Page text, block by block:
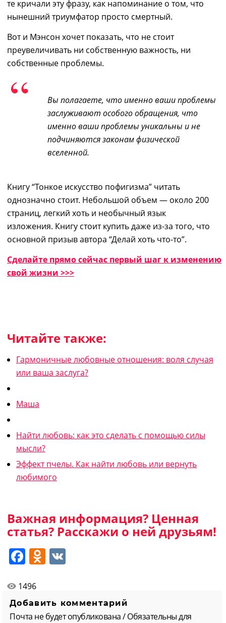
те кричали эту фразу, как напоминание о том, что
нынешний триумфатор просто смертный.
Вот и Мэнсон хочет показать, что не стоит
преувеличивать ни собственную важность, ни
собственные проблемы.
Вы полагаете, что именно ваши проблемы
заслуживают особого обращения, что
именно ваши проблемы уникальны и не
подчиняются законам физической
вселенной.
Книгу“Тонкое искусство пофигизма” читать
однозначно стоит. Небольшой объем — около 200
страниц, легкий хоть и необычный язык
изложения. Книгу стоит купить даже из-за того, что
основной призыв автора “Делай хоть что-то”.
Сделайте прямо сейчас первый шаг к изменению
свой жизни >>>
Читайте также:
Гармоничные любовные отношения: воля случая
или ваша заслуга?
Маша
Найти любовь: как это сделать с помощью силы
мысли?
Эффект пчелы. Как найти любовь или вернуть
любимого
Важная информация? Ценная
статья? Расскажи о ней друзьям!
Facebook
Odnoklassniki
1496
Добавить комментарий
Почта не будет опубликована / Обязательны для